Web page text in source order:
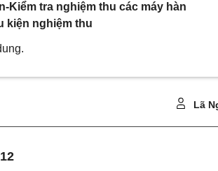
Kiểm tra nghiệm thu các máy hàn
kiện nghiệm thu
Lã